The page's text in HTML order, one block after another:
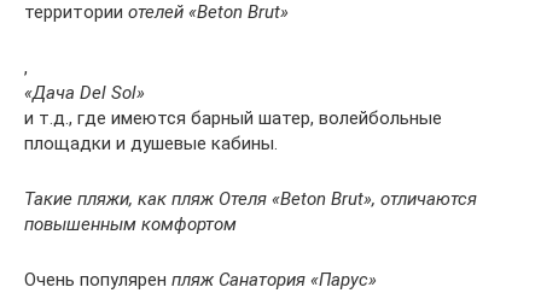
территории отелей «Beton Brut»
,
«Дача Del Sol»
и т.д., где имеются барный шатер, волейбольные
площадки и душевые кабины.
Такие пляжи, как пляж Отеля «Beton Brut», отличаются
повышенным комфортом
Очень популярен пляж Санатория «Парус»